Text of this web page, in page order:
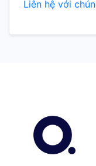
Liên hệ với